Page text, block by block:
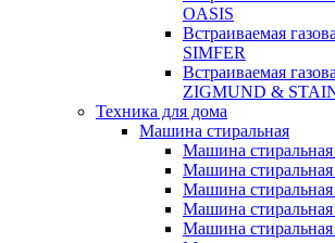
OASIS
Встраиваемая
SIMFER
Встраиваемая
ZIGMUND &
Техника для дома
Машина стиральная
Машина
Машина
Машина
Машина
Машина